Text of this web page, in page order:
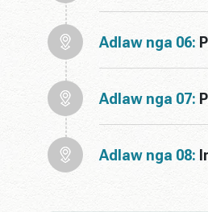
Adlaw nga 06:
Adlaw nga 07:
Adlaw nga 08: